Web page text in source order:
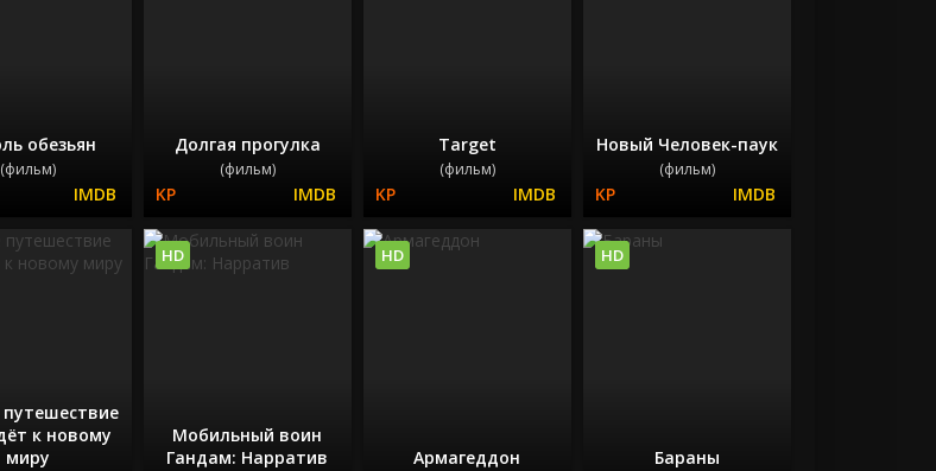
обезьян
(фильм)
Долгая прогулка
(фильм)
Target
(фильм)
Новый Человек-паук
(фильм)
к новому
миру
Мобильный воин
Гандам: Нарратив
HD
Армагеддон
HD
Бараны
HD